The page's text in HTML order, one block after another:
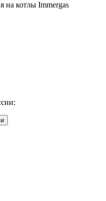
на котлы Immergas